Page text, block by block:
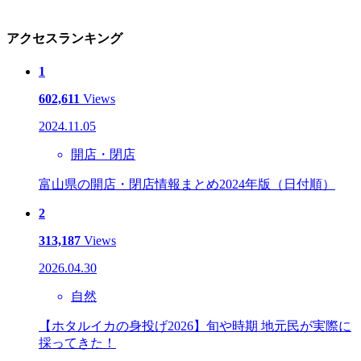
アクセスランキング
1
602,611 Views
2024.11.05
開店・閉店
富山県の開店・閉店情報まとめ2024年版（日付順）
2
313,187 Views
2026.04.30
自然
【ホタルイカの身投げ2026】旬や時期 地元民が実際に
採ってきた！